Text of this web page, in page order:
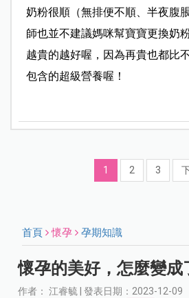
奶粉很順（無排便不順、半夜腹
師也並不建議媽咪幫寶寶更換奶
越貴的越好喔，因為再貴也都比
包含的超級營養喔！
1 2 3
首頁 懷孕 孕期知識
懷孕的美好，怎麼變成
作者： 江睿毓 | 發表日期：2023-12-09